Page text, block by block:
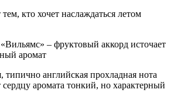
кто хочет наслаждаться летом
– фруктовый аккорд источает
аромат
английская прохладная нота
аромата тонкий, но характерный